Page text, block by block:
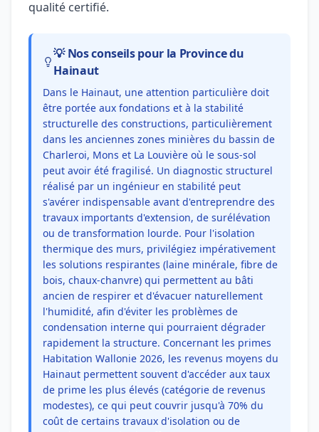
qualité certifié.
💡 Nos conseils pour la Province du
Hainaut
Dans le Hainaut, une attention particulière doit
être portée aux fondations et à la stabilité
structurelle des constructions, particulièrement
dans les anciennes zones minières du bassin de
Charleroi, Mons et La Louvière où le sous-sol
peut avoir été fragilisé. Un diagnostic structurel
réalisé par un ingénieur en stabilité peut
s'avérer indispensable avant d'entreprendre des
travaux importants d'extension, de surélévation
ou de transformation lourde. Pour l'isolation
thermique des murs, privilégiez impérativement
les solutions respirantes (laine minérale, fibre de
bois, chaux-chanvre) qui permettent au bâti
ancien de respirer et d'évacuer naturellement
l'humidité, afin d'éviter les problèmes de
condensation interne qui pourraient dégrader
rapidement la structure. Concernant les primes
Habitation Wallonie 2026, les revenus moyens du
Hainaut permettent souvent d'accéder aux taux
de prime les plus élevés (catégorie de revenus
modestes), ce qui peut couvrir jusqu'à 70% du
coût de certains travaux d'isolation ou de